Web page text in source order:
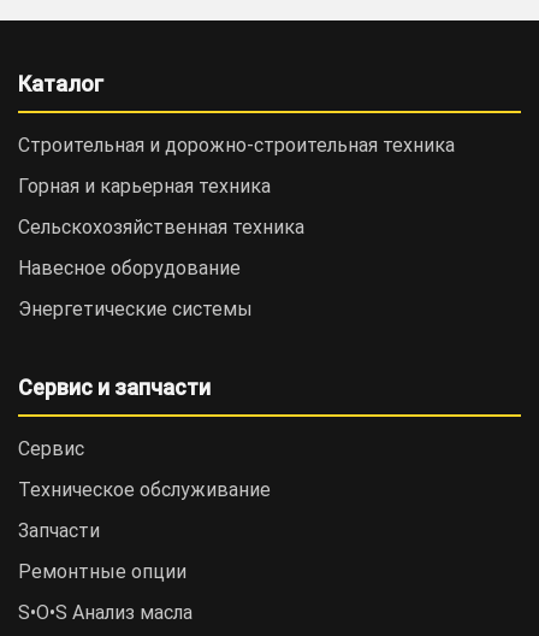
Каталог
Строительная и дорожно-cтроительная техника
Горная и карьерная техника
Сельскохозяйственная техника
Навесное оборудование
Энергетические системы
Сервис и запчасти
Сервис
Техническое обслуживание
Запчасти
Ремонтные опции
S•O•S Анализ масла